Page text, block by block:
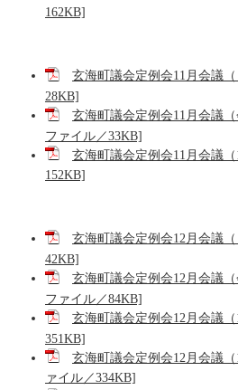
162KB]
玄海町議会定例会11月会議
28KB]
玄海町議会定例会11月会議
ファイル／33KB]
玄海町議会定例会11月会議
152KB]
玄海町議会定例会12月会議
42KB]
玄海町議会定例会12月会議
ファイル／84KB]
玄海町議会定例会12月会議
351KB]
玄海町議会定例会12月会議
ァイル／334KB]